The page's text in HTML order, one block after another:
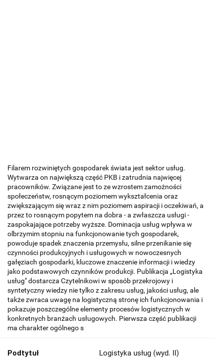
Filarem rozwiniętych gospodarek świata jest sektor usług.
Wytwarza on największą część PKB i zatrudnia najwięcej
pracowników. Związane jest to ze wzrostem zamożności
społeczeństw, rosnącym poziomem wykształcenia oraz
zwiększającym się wraz z nim poziomem aspiracji i oczekiwań, a
przez to rosnącym popytem na dobra - a zwłaszcza usługi -
zaspokajające potrzeby wyższe. Dominacja usług wpływa w
olbrzymim stopniu na funkcjonowanie tych gospodarek,
powoduje spadek znaczenia przemysłu, silne przenikanie się
czynności produkcyjnych i usługowych w nowoczesnych
gałęziach gospodarki, kluczowe znaczenie informacji i wiedzy
jako podstawowych czynników produkcji. Publikacja „Logistyka
usług" dostarcza Czytelnikowi w sposób przekrojowy i
syntetyczny wiedzy nie tylko z zakresu usług, jakości usług, ale
także zwraca uwagę na logistyczną stronę ich funkcjonowania i
pokazuje poszczególne elementy procesów logistycznych w
konkretnych branżach usługowych. Pierwsza część publikacji
ma charakter ogólnego s
Podtytuł Logistyka usług (wyd. II)